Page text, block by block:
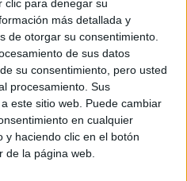
clic para denegar su
más detallada y
de otorgar su consentimiento.
de sus datos
su consentimiento, pero usted
procesamiento. Sus
este sitio web. Puede cambiar
en cualquier
y haciendo clic en el botón
de la página web.